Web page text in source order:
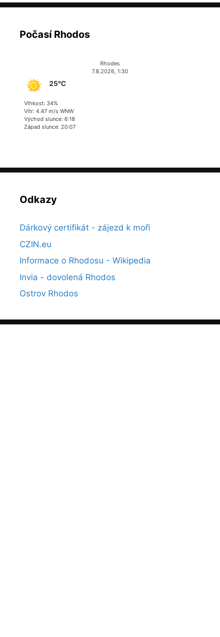
Počasí Rhodos
Rhodes
7.8.2026, 1:30
25°C
Vlhkost: 34%
Vítr: 4.47 m/s WNW
Východ slunce: 6:18
Západ slunce: 20:07
Odkazy
Dárkový certifikát - zájezd k moři
CZIN.eu
Informace o Rhodosu - Wikipedia
Invia - dovolená Rhodos
Ostrov Rhodos